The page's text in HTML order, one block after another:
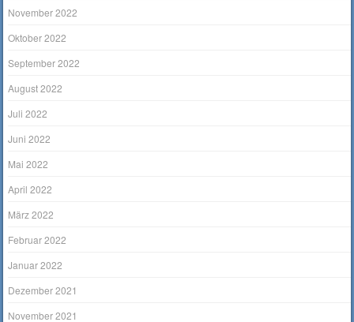
November 2022
Oktober 2022
September 2022
August 2022
Juli 2022
Juni 2022
Mai 2022
April 2022
März 2022
Februar 2022
Januar 2022
Dezember 2021
November 2021